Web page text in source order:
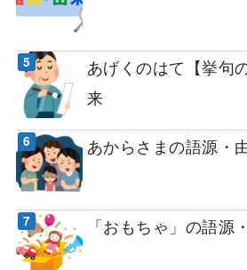
あげくのはて【挙句
来
あからさまの語源・
「おもちゃ」の語源